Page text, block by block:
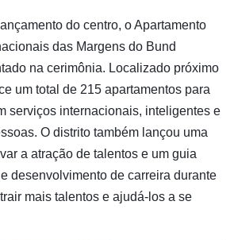
do centro, o Apartamento
das Margens do Bund
na cerimônia. Localizado próximo
um total de 215 apartamentos para
serviços internacionais, inteligentes e
O distrito também lançou uma
a atração de talentos e um guia
desenvolvimento de carreira durante
mais talentos e ajudá-los a se